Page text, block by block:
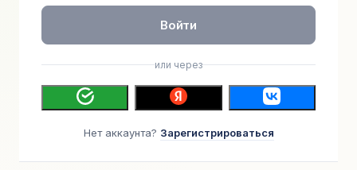
Войти
или через
Нет аккаунта? Зарегистрироваться